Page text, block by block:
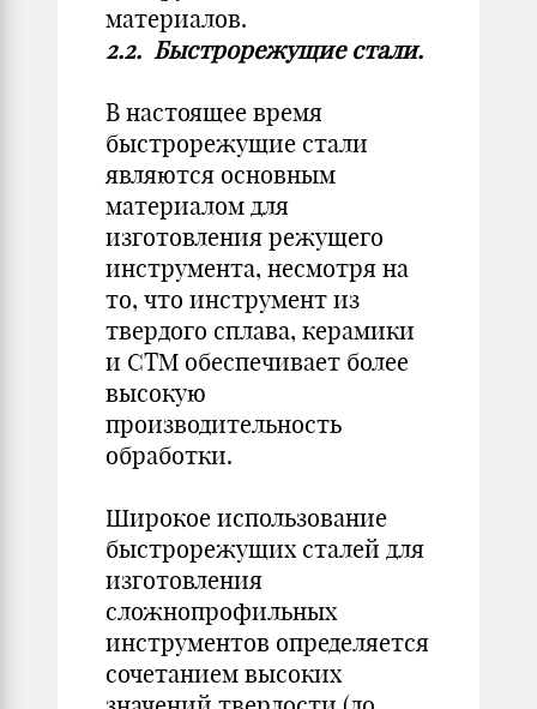
материалов.
2.2. Быстрорежущие стали.
В настоящее время
быстрорежущие стали
являются основным
материалом для
изготовления режущего
инструмента, несмотря на
то, что инструмент из
твердого сплава, керамики
и СТМ обеспечивает более
высокую
производительность
обработки.
Широкое использование
быстрорежущих сталей для
изготовления
сложнопрофильных
инструментов определяется
сочетанием высоких